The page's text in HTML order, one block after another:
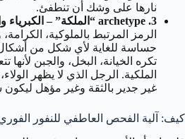
نارها على وشك أن تنطفئ.
3. archetype “الملكة” – الكبرياء والولاء المطلق:
الرمز المرتبط بالملوكية،
حساسة للغاية لأي شكل من أشكال
تكره الخيانة، البخل، والجبن
الملكية. الرجل الذي لا يظهر
غير جدير بالثقة وغير مؤهل
كيف: آلية الفحص العاطفي للنفور